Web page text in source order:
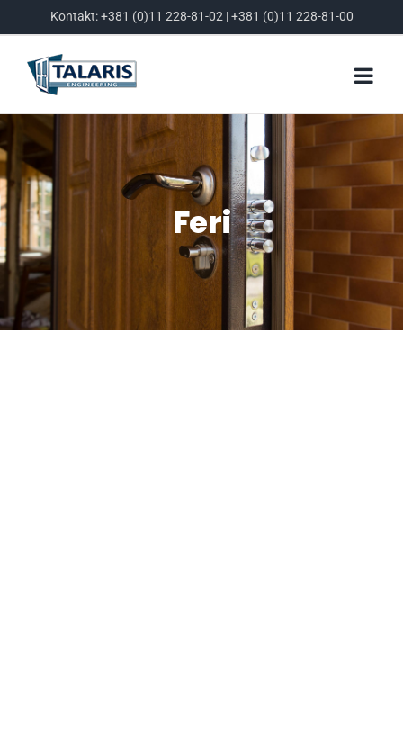
to
content
Kontakt:+381 (0)11 228-81-02|+381 (0)11 228-81-00
Feri